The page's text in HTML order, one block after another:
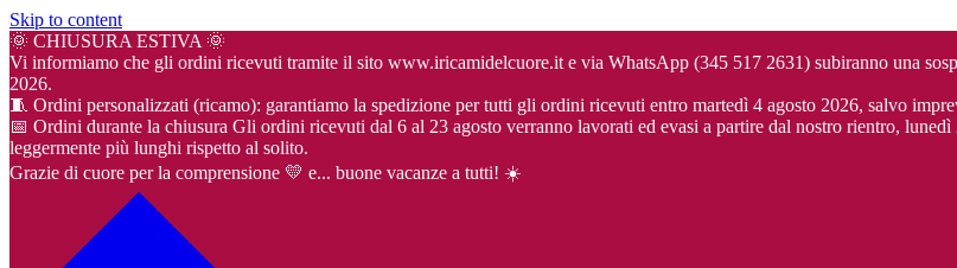
Skip to content
🌞 CHIUSURA ESTIVA 🌞
Vi informiamo che gli ordini ricevuti tramite il sito www.iricamidelcuore.it e via WhatsApp (345 517 2631) subiranno una
2026.
🧵 Ordini personalizzati (ricamo): garantiamo la spedizione per tutti gli ordini ricevuti entro martedì 4 agosto 2026, salvo
📅 Ordini durante la chiusura Gli ordini ricevuti dal 6 al 23 agosto verranno lavorati ed evasi a partire dal nostro rientro,
leggermente più lunghi rispetto al solito.
Grazie di cuore per la comprensione 💛 e... buone vacanze a tutti! ☀️